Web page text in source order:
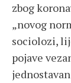
zbog
„novog
sociolozi,
pojave